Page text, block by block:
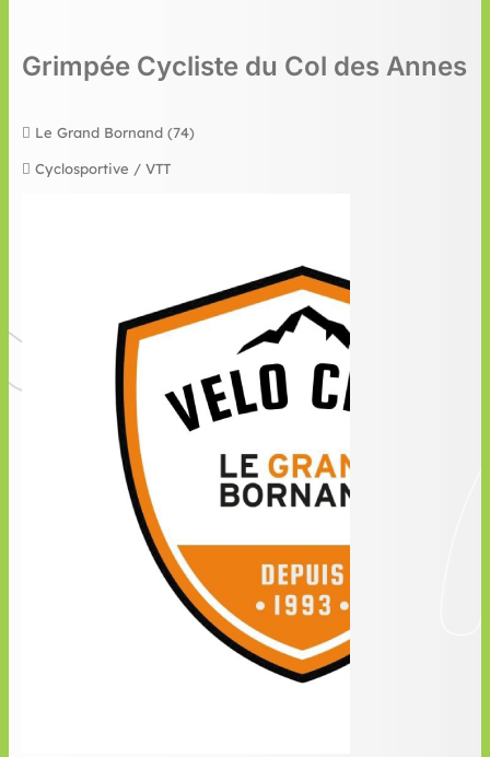
Grimpée Cycliste du Col des Annes
Le Grand Bornand (74)
Cyclosportive / VTT